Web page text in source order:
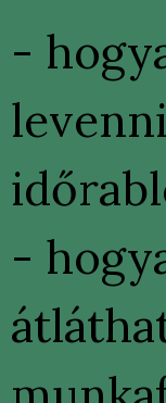
-
-